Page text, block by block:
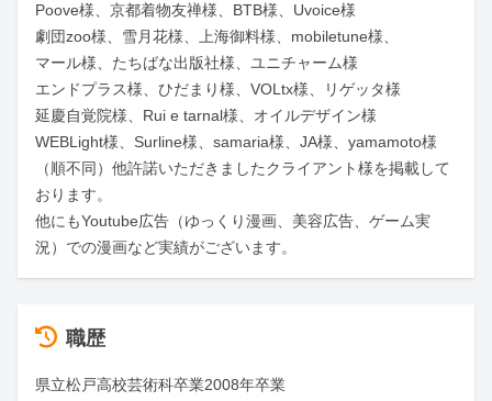
Poove様、京都着物友禅様、BTB様、Uvoice様
劇団zoo様、雪月花様、上海御料様、mobiletune様、
マール様、たちばな出版社様、ユニチャーム様
エンドプラス様、ひだまり様、VOLtx様、リゲッタ様
延慶自覚院様、Rui e tarnal様、オイルデザイン様
WEBLight様、Surline様、samaria様、JA様、yamamoto様
（順不同）他許諾いただきましたクライアント様を掲載して
おります。
他にもYoutube広告（ゆっくり漫画、美容広告、ゲーム実
況）での漫画など実績がございます。
職歴
県立松戸高校芸術科卒業2008年卒業